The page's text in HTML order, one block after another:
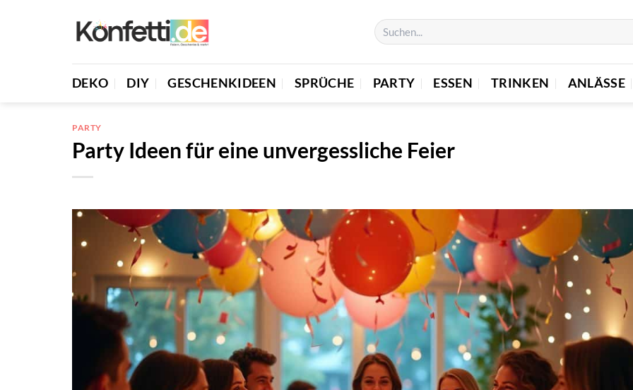
DEKO DIY GESCHENKIDEEN SPRÜCHE PARTY ESSEN TRINKEN ANLÄSSE
PARTY
Party Ideen für eine unvergessliche Feier